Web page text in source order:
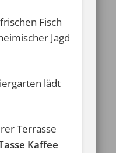
Fisch
Jagd
lädt
Terrasse
Kaffee